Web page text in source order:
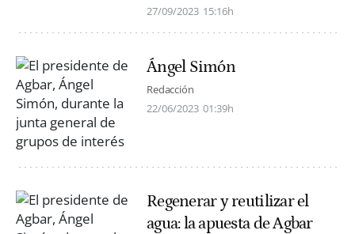
27/09/2023 15:16h
Ángel Simón
Redacción
22/06/2023 01:39h
Regenerar y reutilizar el
agua: la apuesta de Agbar